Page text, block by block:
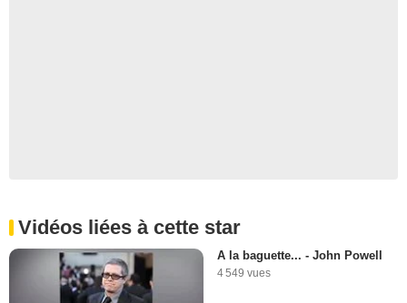
Vidéos liées à cette star
A la baguette... - John Powell
4 549 vues